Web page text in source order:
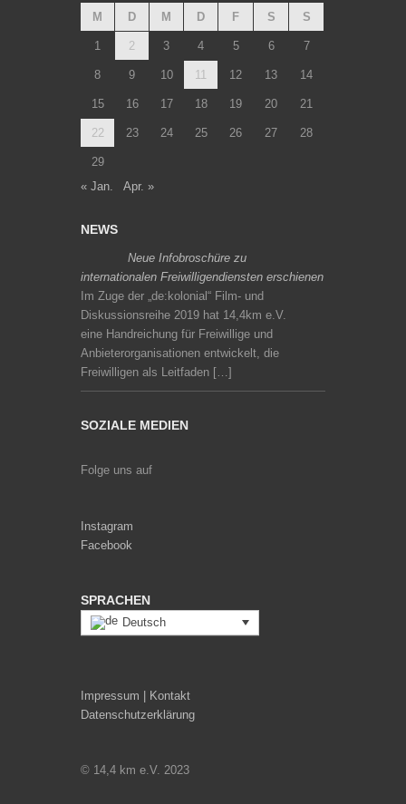
M
D M D F S S
1 2 3 4 5 6 7
8 9 10 11 12 13 14
15 16 17 18 19 20 21
22 23 24 25 26 27 28
29
« Jan.
Apr. »
NEWS
Neue Infobroschüre zu
internationalen Freiwilligendiensten erschienen
Im Zuge der „de:kolonial“ Film- und
Diskussionsreihe 2019 hat 14,4km e.V.
eine Handreichung für Freiwillige und
Anbieterorganisationen entwickelt, die
Freiwilligen als Leitfaden […]
SOZIALE MEDIEN
Folge uns auf
Instagram
Facebook
SPRACHEN
Deutsch
Impressum | Kontakt
Datenschutzerklärung
© 14,4 km e.V. 2023